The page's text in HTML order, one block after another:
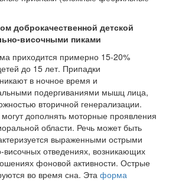
доброкачественной детской
височными пиками
приходится примерно 15-20%
до 15 лет. Припадки
в ночное время и
подергиваниями мышц лица,
вторичной генерализации.
дополнять моторные проявления
области. Речь может быть
выраженными острыми
височных отведениях, возникающих
фоновой активности. Острые
во время сна. Эта форма